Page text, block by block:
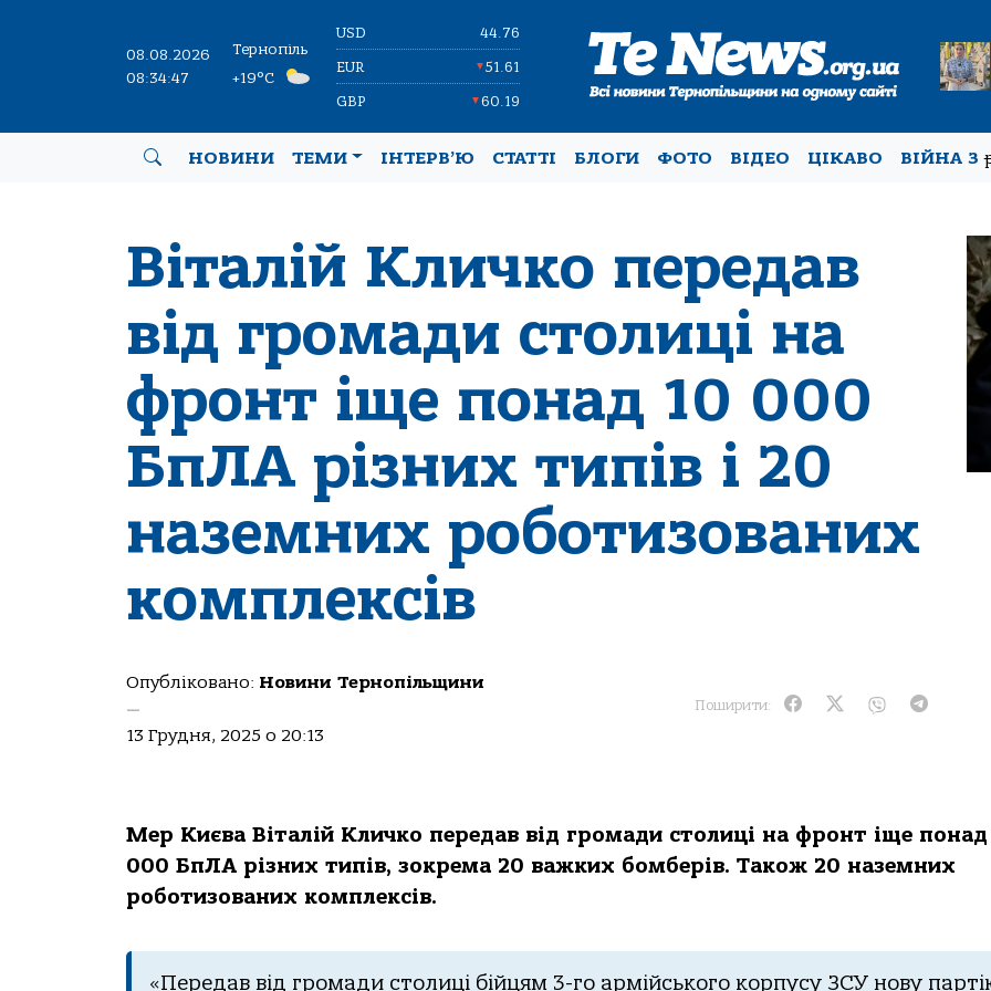
08.08.2026
08:34:48
Тернопіль
+19°C
USD 44.76
EUR ▼51.61
GBP ▼60.19
НОВИНИ ТЕМИ ІНТЕРВ’Ю СТАТТІ БЛОГИ ФОТО ВІДЕО ЦІКАВО ВІЙНА З
Віталій Кличко передав
від громади столиці на
фронт іще понад 10 000
БпЛА різних типів і 20
наземних роботизованих
комплексів
Опубліковано: Новини Тернопільщини
—
13 Грудня, 2025 о 20:13
Поширити:
Мер Києва Віталій Кличко передав від громади столиці на фронт іще понад
000 БпЛА різних типів, зокрема 20 важких бомберів. Також 20 наземних
роботизованих комплексів.
«Передав від громади столиці бійцям 3-го армійського корпусу ЗСУ нову